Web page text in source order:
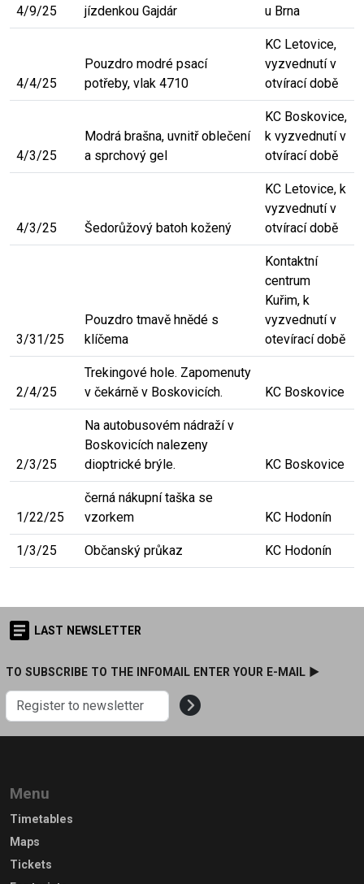
4/9/25
jízdenkou Gajdár
u Brna
4/4/25
Pouzdro modré psací
potřeby, vlak 4710
KC Letovice,
vyzvednutí v
otvírací době
4/3/25
Modrá brašna, uvnitř oblečení
a sprchový gel
KC Boskovice,
k vyzvednutí v
otvírací době
4/3/25 Šedorůžový batoh kožený
KC Letovice, k
vyzvednutí v
otvírací době
3/31/25
Pouzdro tmavě hnědé s
klíčema
Kontaktní
centrum
Kuřim, k
vyzvednutí v
otevírací době
2/4/25
Trekingové hole. Zapomenuty
v čekárně v Boskovicích.
KC Boskovice
2/3/25
Na autobusovém nádraží v
Boskovicích nalezeny
dioptrické brýle.
KC Boskovice
1/22/25
černá nákupní taška se
vzorkem
KC Hodonín
1/3/25 Občanský průkaz KC Hodonín
LAST NEWSLETTER
TO SUBSCRIBE TO THE INFOMAIL ENTER YOUR E-MAIL ►
Menu
Timetables
Maps
Tickets